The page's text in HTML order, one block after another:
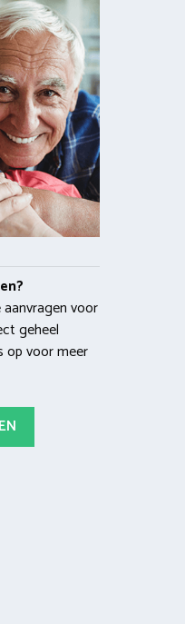
voor
geheel
op voor meer